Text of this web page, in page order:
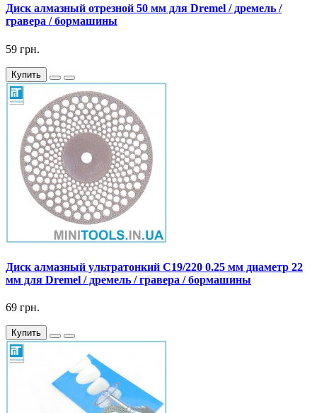
Диск алмазный отрезной 50 мм для Dremel / дремель /
гравера / бормашины
59 грн.
Купить
Диск алмазный ультратонкий C19/220 0.25 мм диаметр 22
мм для Dremel / дремель / гравера / бормашины
69 грн.
Купить